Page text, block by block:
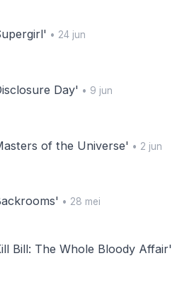
• 24 jun
Day' • 9 jun
of the Universe' • 2 jun
• 28 mei
Bill: The Whole Bloody Affair'